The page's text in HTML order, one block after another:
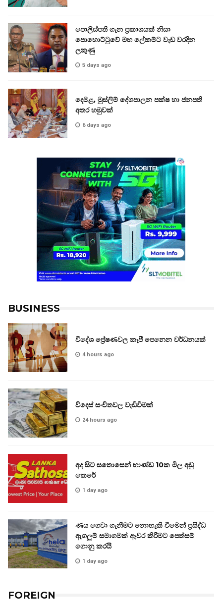
පොලිස්පති ගැන ප්‍රකාශයක් නිසා
පොහොට්ටුවේ මහ ලේකම්ට වැඩ වරදින
ලකුණු
5 days ago
දෙමළ, මුස්ලිම් දේශපාලන පක්ෂ හා ජනපති
අතර හමුවක්
6 days ago
BUSINESS
විදේශ ප්‍රේෂණවල කැපී පෙනෙන වර්ධනයක්
4 hours ago
විදෙස් සංචිතවල වැඩිවීමක්
24 hours ago
අද සිට සතොසෙන් භාණ්ඩ 10ක මිල අඩු
කෙරේ
1 day ago
ණය ගෙවා ගැනීමට නොහැකි වීමෙන් ප්‍රසිද්ධ
ඇගලුම් සමාගමක් ඈවර කිරීමට පෙත්සම්
ගොනු කරයි
1 day ago
FOREIGN